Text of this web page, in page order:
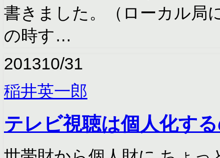
書きました。（ローカル局
の時す…
201310/31
稲井英一郎
テレビ視聴は個人化す